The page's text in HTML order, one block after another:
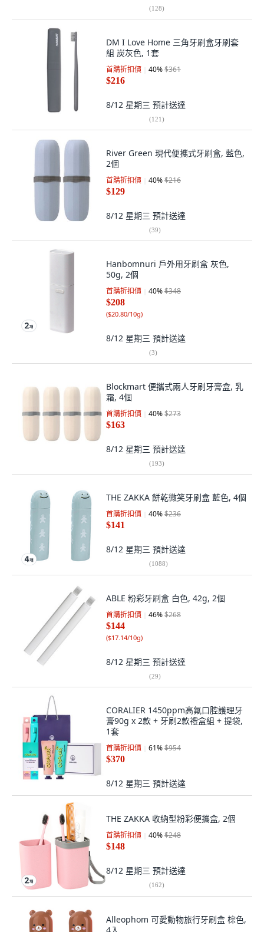
(128)
DM I Love Home 三角牙刷盒牙刷套
組 炭灰色, 1套
首購折扣價 40%$361
$216
8/12 星期三 預計送達
(121)
River Green 現代便攜式牙刷盒, 藍色,
2個
首購折扣價 40%$216
$129
8/12 星期三 預計送達
(39)
Hanbomnuri 戶外用牙刷盒 灰色,
50g, 2個
首購折扣價 40%$348
$208
($20.80/10g)
8/12 星期三 預計送達
(3)
Blockmart 便攜式兩人牙刷牙膏盒, 乳
霜, 4個
首購折扣價 40%$273
$163
8/12 星期三 預計送達
(193)
THE ZAKKA 餅乾微笑牙刷盒 藍色, 4個
首購折扣價 40%$236
$141
8/12 星期三 預計送達
(1088)
ABLE 粉彩牙刷盒 白色, 42g, 2個
首購折扣價 46%$268
$144
($17.14/10g)
8/12 星期三 預計送達
(29)
CORALIER 1450ppm高氟口腔護理牙
膏90g x 2款 + 牙刷2款禮盒組 + 提袋,
1套
首購折扣價 61%$954
$370
8/12 星期三 預計送達
THE ZAKKA 收納型粉彩便攜盒, 2個
首購折扣價 40%$248
$148
8/12 星期三 預計送達
(162)
Alleophom 可愛動物旅行牙刷盒 棕色,